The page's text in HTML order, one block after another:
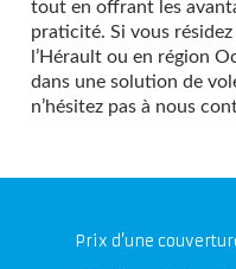
tout en offrant les
praticité. Si vous
l’Hérault ou en région
dans une solution de
n’hésitez pas à nous
Prix d’une